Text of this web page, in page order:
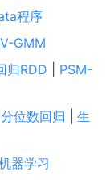
程序
GMM
归RDD
PSM-
分位数回归
生
器学习